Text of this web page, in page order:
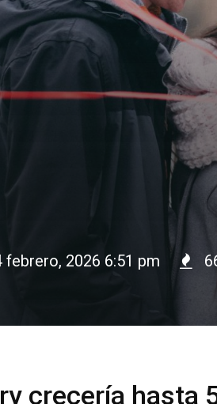
2026 6:51 pm
crecería hasta